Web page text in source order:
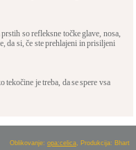
so refleksne točke glave, nosa,
da si, če ste prehlajeni in prisiljeni
je treba, da se spere vsa
Oblikovanje: opa:celica, Produkcija: Bhart